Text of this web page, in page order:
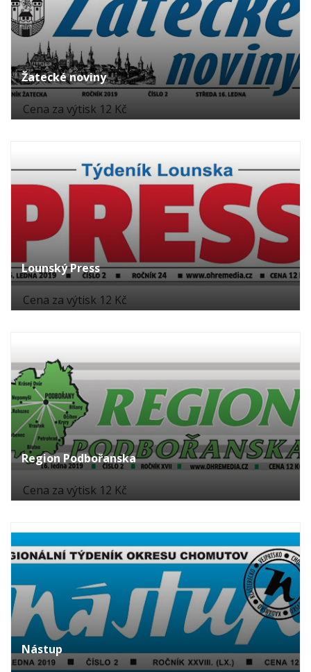
Žatecké noviny
Cena za výtisk 12 Kč
Lounský Press
Cena za výtisk 12 Kč
Region Podbořanska
Cena za výtisk 12 Kč
Nástup